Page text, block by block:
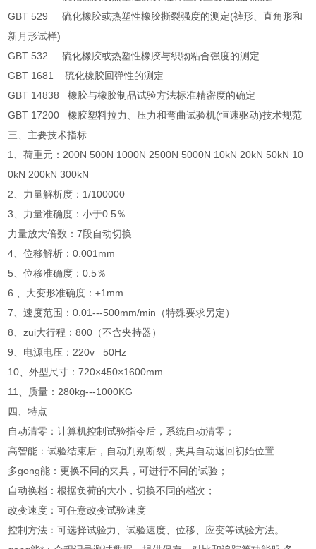
GBT 529 硫化橡胶或热塑性橡胶撕裂强度的测定(裤形、直角形和
新月形试样)
GBT 532 硫化橡胶或热塑性橡胶与织物粘合强度的测定
GBT 1681 硫化橡胶回弹性的测定
GBT 14838 橡胶与橡胶制品试验方法标准精密度的确定
GBT 17200 橡胶塑料拉力、压力和弯曲试验机(恒速驱动)技术规范
三、主要技术指标
1、荷重元：200N 500N 1000N 2500N 5000N 10kN 20kN 50kN 10
0kN 200kN 300kN
2、力量解析度：1/100000
3、力量准确度：小于0.5％
力量放大倍数：7段自动切换
4、位移解析：0.001mm
5、位移准确度：0.5％
6.、大变形准确度：±1mm
7、速度范围：0.01---500mm/min（特殊要求另定）
8、zui大行程：800（不含夹持器）
9、电源电压：220v 50Hz
10、外型尺寸：720×450×1600mm
11、质量：280kg---1000KG
四、特点
自动清零：计算机控制试验指令后，系统自动清零；
高智能：试验结束后，自动判别断裂，夹具自动返回初始位置
多gong能：更换不同的夹具，可进行不同的试验；
自动换档：根据负荷的大小，切换不同的档次；
改变速度：可任意改变试验速度
控制方法：可选择试验力、试验速度、位移、应变等试验方法。